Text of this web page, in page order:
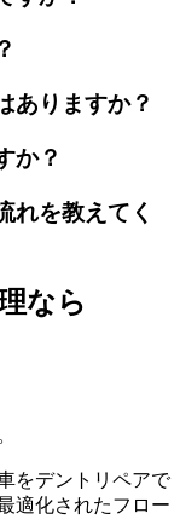
ありますか？
か？
れを教えてく
なら
をデントリペアで
適化されたフロー